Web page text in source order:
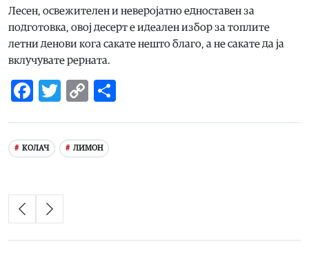
Лесен, освежителен и неверојатно едноставен за
подготовка, овој десерт е идеален избор за топлите
летни денови кога сакате нешто благо, а не сакате да ја
вклучувате рерната.
Facebook
Twitter
Copy
КОЛАЧ ЛИМОН